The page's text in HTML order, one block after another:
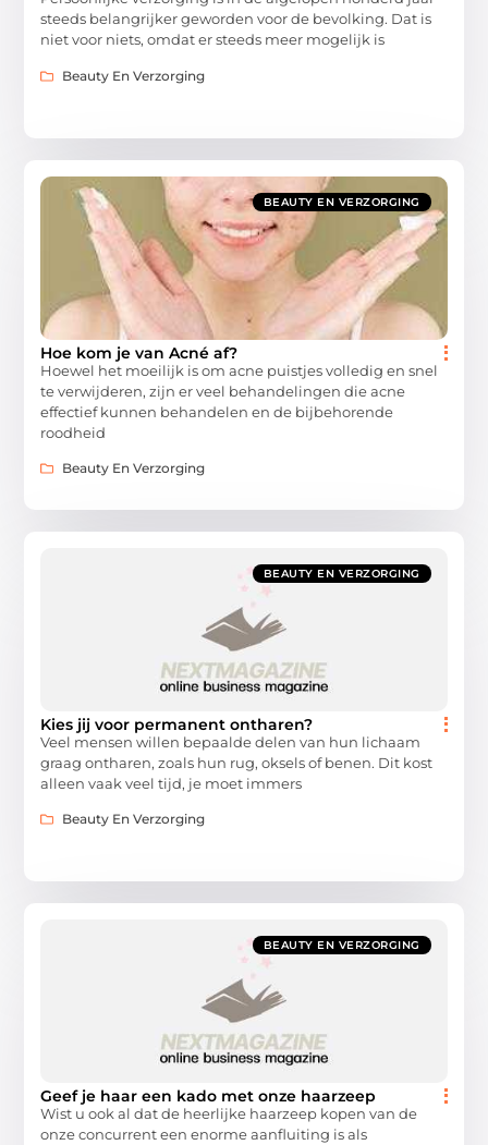
steeds belangrijker geworden voor de bevolking. Dat is
niet voor niets, omdat er steeds meer mogelijk is
Beauty En Verzorging
BEAUTY EN VERZORGING
Hoe kom je van Acné af?
Hoewel het moeilijk is om acne puistjes volledig en snel
te verwijderen, zijn er veel behandelingen die acne
effectief kunnen behandelen en de bijbehorende
roodheid
Beauty En Verzorging
BEAUTY EN VERZORGING
Kies jij voor permanent ontharen?
Veel mensen willen bepaalde delen van hun lichaam
graag ontharen, zoals hun rug, oksels of benen. Dit kost
alleen vaak veel tijd, je moet immers
Beauty En Verzorging
BEAUTY EN VERZORGING
Geef je haar een kado met onze haarzeep
Wist u ook al dat de heerlijke haarzeep kopen van de
onze concurrent een enorme aanfluiting is als